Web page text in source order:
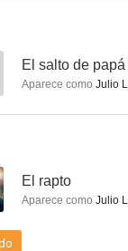
El salto de papá
Aparece como Julio
El rapto
Aparece como Julio